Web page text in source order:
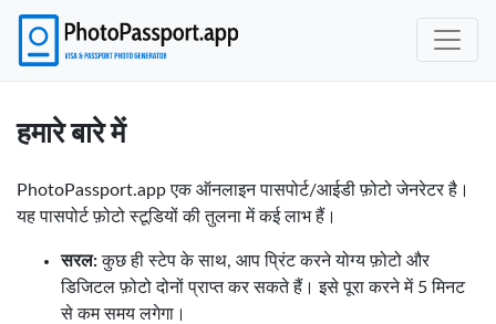
हमारे बारे में
PhotoPassport.app एक ऑनलाइन पासपोर्ट/आईडी फ़ोटो जेनरेटर है।
यह पासपोर्ट फ़ोटो स्टूडियों की तुलना में कई लाभ हैं।
सरल:कुछ ही स्टेप के साथ, आप प्रिंट करने योग्य फ़ोटो और
डिजिटल फ़ोटो दोनों प्राप्त कर सकते हैं। इसे पूरा करने में 5 मिनट
से कम समय लगेगा।